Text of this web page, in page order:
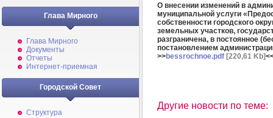
Глава Мирного
Глава Мирного
Документы
Отчеты
Интернет-приемная
Городской Совет
Структура
О внесении изменений в
муниципальной услуги
собственности городского
земельных участков,
разграничена, в постоянное
постановлением
>>bessrochnoe.pdf [220,61 Kb]
Другие новости по теме: